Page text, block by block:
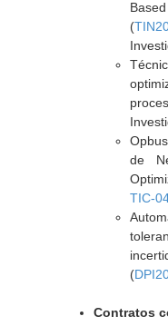
(
de
TIC-
(
Contratos